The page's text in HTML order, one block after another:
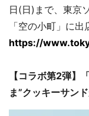
日(日)まで、東京
「空の小町」に出
https://
【コラボ第2弾】
ま”クッキーサン